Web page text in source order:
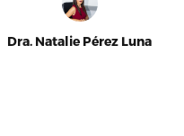
Dra. Natalie Pérez Luna